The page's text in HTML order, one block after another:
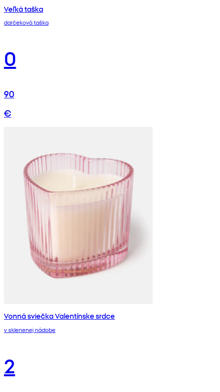
Veľká taška
darčeková taška
0
90
€
Vonná sviečka Valentínske srdce
v sklenenej nádobe
2